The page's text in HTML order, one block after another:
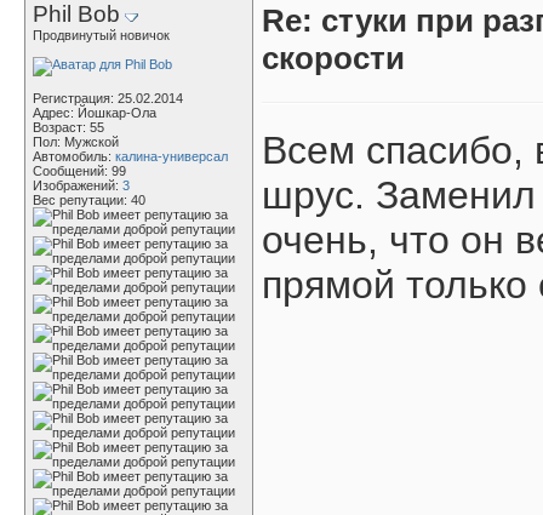
Phil Bob
Продвинутый новичок
Регистрация: 25.02.2014
Адрес: Йошкар-Ола
Возраст: 55
Пол: Мужской
Автомобиль: калина-универсал
Сообщений: 99
Изображений: 3
Вес репутации: 40
Re: стуки при
скорости
Всем спасибо,
шрус. Заменил
очень, что он
прямой только